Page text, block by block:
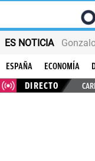
ES NOTICIA
ESPAÑA ECONOMÍA
DIRECTO